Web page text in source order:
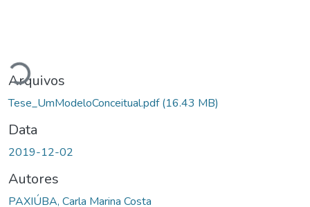
Carregando...
Arquivos
Tese_UmModeloConceitual.pdf(16.43 MB)
Data
2019-12-02
Autores
PAXIÚBA, Carla Marina Costa